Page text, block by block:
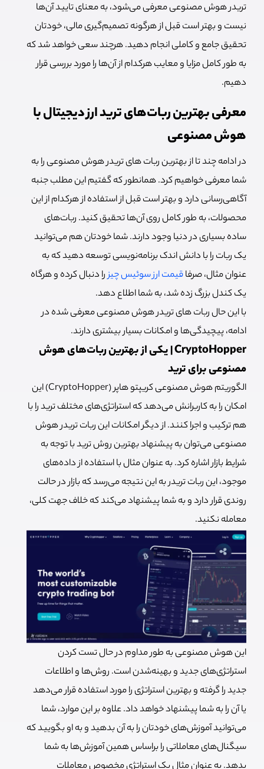
تریدر هوش مصنوعی معرفی می‌شود، به معنای تایید آن‌ها
نیست و بهتر است قبل از هرگونه تصمیم‌گیری مالی، خودتان
تحقیق جامع و کاملی انجام دهید. هرچند سعی خواهد شد که
به طور کامل مزایا و معایب هرکدام از آن‌ها را مورد بررسی قرار
دهیم.
معرفی بهترین ربات‌های ترید ارز دیجیتال با
هوش مصنوعی
در ادامه چند تا از بهترین ربات های تریدر هوش مصنوعی را به
شما معرفی خواهیم کرد. همانطور که گفتیم این مطلب جنبه
آگاهی‌رسانی دارد و بهتر است قبل از استفاده از هرکدام از این
محصولات، به طور کامل روی آن‌ها تحقیق کنید. ربات‌های
ساده بسیاری در دنیا وجود دارند. شما خودتان هم می‌توانید
یک ربات را با دانش اندک برنامه‌نویسی توسعه دهید که به
عنوان مثال، صرفاقیمت ارز سوئیس چیزرا دنبال کرده و هرگاه
یک کندل بزرگ زده شد، به شما اطلاع دهد.
با این حال ربات های تریدر هوش مصنوعی معرفی شده در
ادامه، پیچیدگی‌ها و امکانات بسیار بیشتری دارند.
CryptoHopper | یکی از بهترین ربات‌های هوش
مصنوعی برای ترید
الگوریتم هوش مصنوعی کریپتو هاپر (CryptoHopper) این
امکان را به کاربرانش می‌دهد که استراتژی‌های مختلف ترید را با
هم ترکیب و اجرا کنند. از دیگر امکانات این ربات تریدر هوش
مصنوعی می‌توان به پیشنهاد بهترین روش ترید با توجه به
شرایط بازار اشاره کرد. به عنوان مثال با استفاده از داده‌های
موجود، این ربات تریدر به این نتیجه می‌رسد که بازار در حالت
روندی قرار دارد و به شما پیشنهاد می‌کند که خلاف جهت کلی،
معامله نکنید.
این هوش مصنوعی به طور مداوم در حال تست کردن
استراتژی‌های جدید و بهینه‌شدن است. روش‌ها و اطلاعات
جدید را گرفته و بهترین استراتژی را مورد استفاده قرار می‌دهد
یا آن را به شما پیشنهاد خواهد داد. علاوه بر این موارد، شما
می‌توانید آموزش‌های خودتان را به آن بدهید و به او بگویید که
سیگنال‌های معاملاتی را براساس همین آموزش‌ها به شما